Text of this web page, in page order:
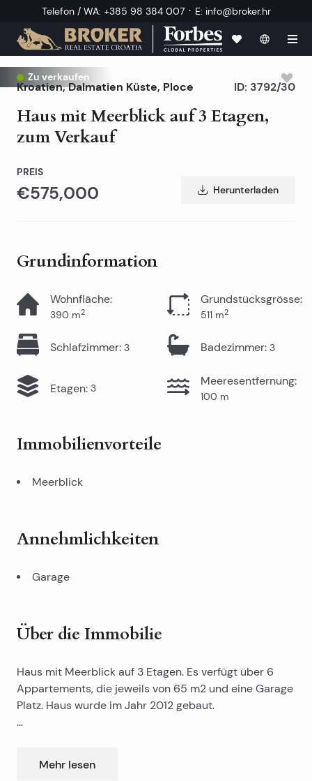
Telefon / WA: +385 98 384 007 · E: info@broker.hr
Zu verkaufen
Kroatien,Dalmatien Küste, Ploce
Haus mit Meerblick auf 3 Etagen,
zum Verkauf
ID: 3792/30
PREIS
€575,000 Herunterladen
Grundinformation
Wohnfläche:
390 m2
Grundstücksgrösse:
511 m2
Schlafzimmer: 3 Badezimmer: 3
Etagen: 3
Meeresentfernung:
100 m
Immobilienvorteile
Meerblick
Annehmlichkeiten
Garage
Über die Immobilie
Haus mit Meerblick auf 3 Etagen. Es verfügt über 6
Appartements, die jeweils von 65 m2 und eine Garage
Platz. Haus wurde im Jahr 2012 gebaut.
Mehr lesen